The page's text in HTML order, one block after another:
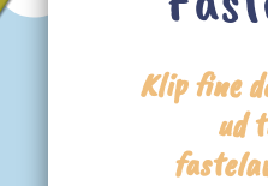
Klip fine
ud